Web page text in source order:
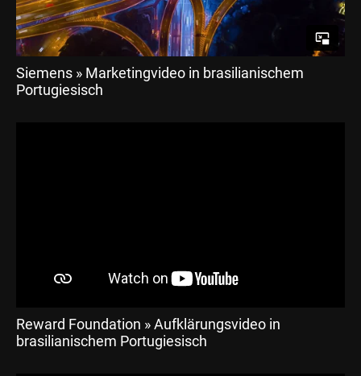
Siemens » Marketingvideo in brasilianischem
Portugiesisch
Reward Foundation » Aufklärungsvideo in
brasilianischem Portugiesisch